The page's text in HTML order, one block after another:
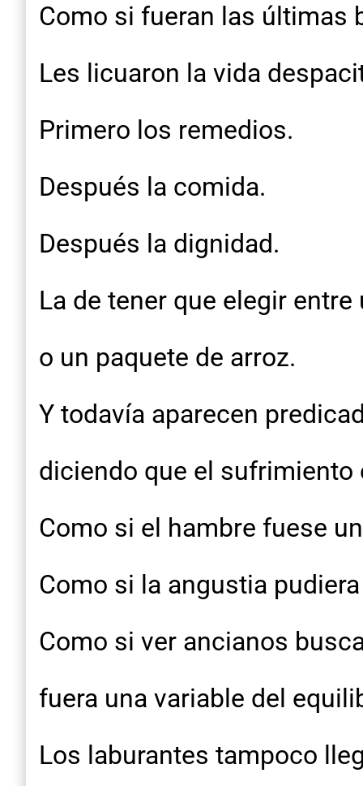
Como si fueran las últimas
Les licuaron la vida
Primero los remedios.
Después la comida.
Después la dignidad.
La de tener que elegir
o un paquete de arroz.
Y todavía aparecen
diciendo que el sufrimiento
Como si el hambre fuese
Como si la angustia
Como si ver ancianos
fuera una variable del
Los laburantes tampoco